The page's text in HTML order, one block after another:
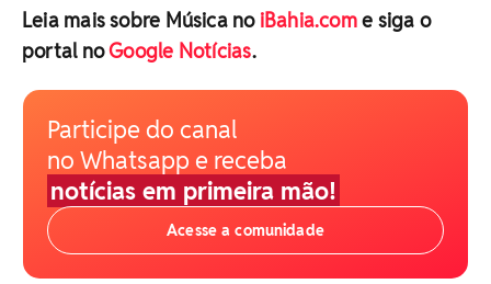
Leia mais sobre Música no iBahia.come siga o
portal noGoogle Notícias.
Participe do canal
no Whatsapp e receba
notícias em primeira mão!
Acesse a comunidade